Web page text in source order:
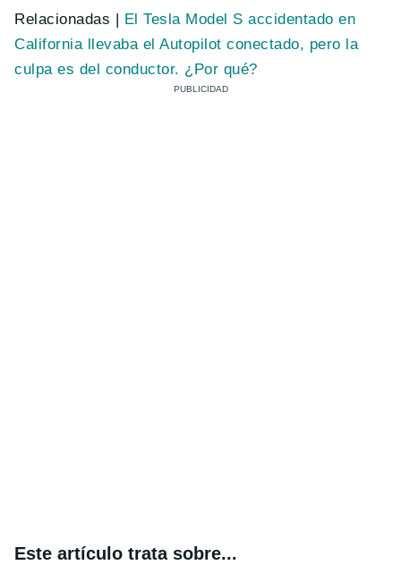
Relacionadas | El Tesla Model S accidentado en
California llevaba el Autopilot conectado, pero la
culpa es del conductor. ¿Por qué?
Este artículo trata sobre...